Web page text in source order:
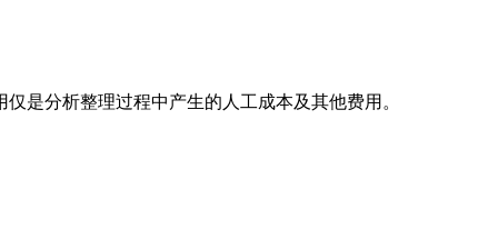
是分析整理过程中产生的人工成本及其他费用。